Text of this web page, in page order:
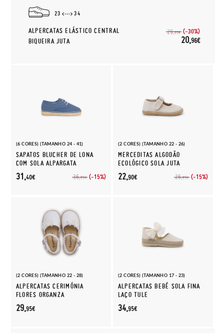
23 34
ALPERCATAS ELÁSTICO CENTRAL
BIQUEIRA JUTA
29,95€ (-30%)
20,96€
(6 CORES) (TAMANHO 24 - 41)
SAPATOS BLUCHER DE LONA
COM SOLA ALPARGATA
36,95€ (-15%)
31,40€
(2 CORES) (TAMANHO 22 - 26)
MERCEDITAS ALGODÃO
ECOLÓGICO SOLA JUTA
26,95€ (-15%)
22,90€
(2 CORES) (TAMANHO 22 - 28)
ALPERCATAS CERIMÓNIA
FLORES ORGANZA
29,95€
(2 CORES) (TAMANHO 17 - 23)
ALPERCATAS BEBÉ SOLA FINA
LAÇO TULE
34,95€